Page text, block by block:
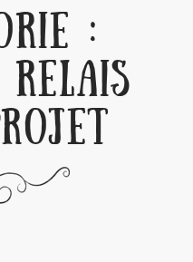
: